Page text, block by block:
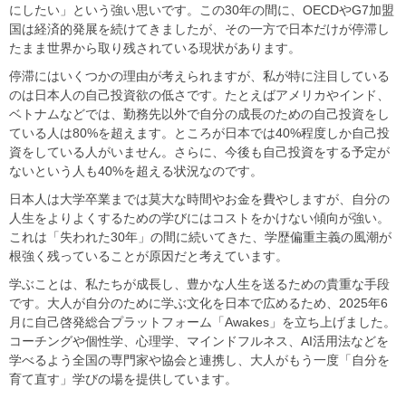
にしたい」という強い思いです。この30年の間に、OECDやG7加盟
国は経済的発展を続けてきましたが、その一方で日本だけが停滞し
たまま世界から取り残されている現状があります。​
​​停滞にはいくつかの理由が考えられますが、私が特に注目している
のは日本人の自己投資欲の低さです。たとえばアメリカやインド、
ベトナムなどでは、勤務先以外で自分の成長のための自己投資をし
ている人は80%を超えます。ところが日本では40%程度しか自己投
資をしている人がいません。さらに、今後も自己投資をする予定が
ないという人も40%を超える状況なのです。​
​​日本人は大学卒業までは莫大な時間やお金を費やしますが、自分の
人生をよりよくするための学びにはコストをかけない傾向が強い。
これは「失われた30年」の間に続いてきた、学歴偏重主義の風潮が
根強く残っていることが原因だと考えています。​
​​学ぶことは、私たちが成長し、豊かな人生を送るための貴重な手段
です。大人が自分のために学ぶ文化を日本で広めるため、2025年6
月に自己啓発総合プラットフォーム「Awakes」を立ち上げました。
コーチングや個性学、心理学、マインドフルネス、AI活用法などを
学べるよう全国の専門家や協会と連携し、大人がもう一度「自分を
育て直す」学びの場を提供しています。​